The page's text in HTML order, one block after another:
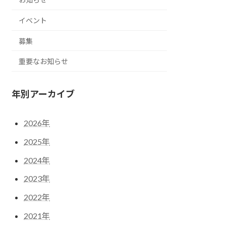
イベント
募集
重要なお知らせ
年別アーカイブ
2026年
2025年
2024年
2023年
2022年
2021年